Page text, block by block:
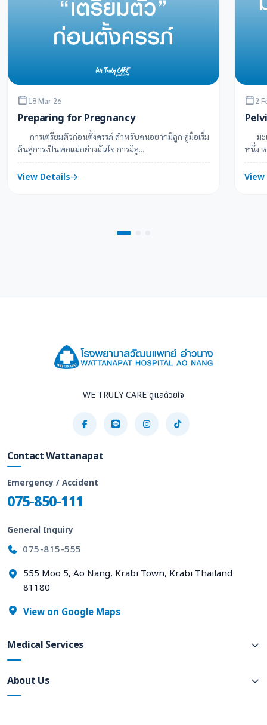
18 Mar 26
Preparing for Pregnancy
การเตรียมตัวก่อนตั้งครรภ์ สำหรับคนอยากมีลูก คู่มือเริ่ม
ต้นสู่การเป็นพ่อแม่อย่างมั่นใจ การมีลู...
View Details
2
มะเ
หนึ่ง
WE TRULY CARE ดูแลด้วยใจ
Contact Wattanapat
Emergency / Accident
075-850-111
General Inquiry
075-815-555
555 Moo 5, Ao Nang, Krabi Town, Krabi Thailand
81180
View on Google Maps
Medical Services
About Us